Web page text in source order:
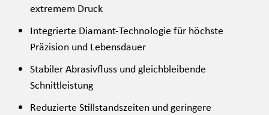
extremem Druck
Integrierte Diamant-Technologie für höchste
Präzision und Lebensdauer
Stabiler Abrasivfluss und gleichbleibende
Schnittleistung
Reduzierte Stillstandszeiten und geringere